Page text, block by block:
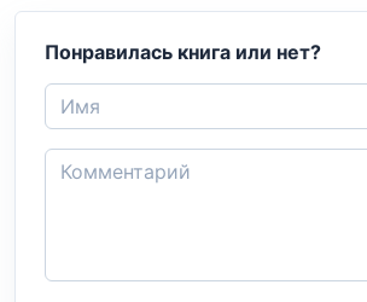
Понравилась книга или нет?